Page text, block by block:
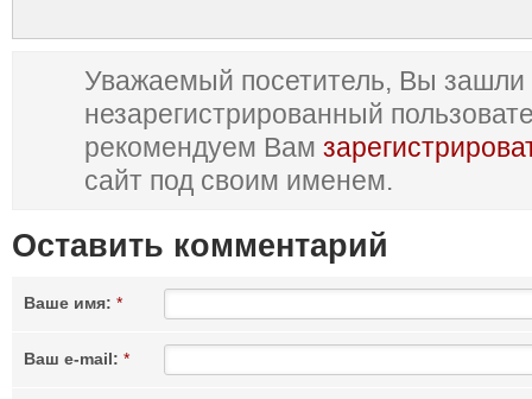
Уважаемый посетитель, Вы зашли
незарегистрированный
рекомендуем Вам
сайт под своим именем.
Оставить комментарий
Ваше имя: *
Ваш e-mail: *